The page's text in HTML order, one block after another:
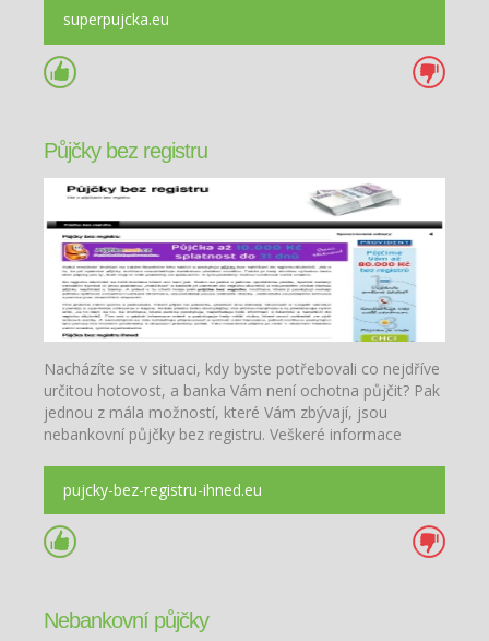
superpujcka.eu
Půjčky bez registru
Nacházíte se v situaci, kdy byste potřebovali co nejdříve
určitou hotovost, a banka Vám není ochotna půjčit? Pak
jednou z mála možností, které Vám zbývají, jsou
nebankovní půjčky bez registru. Veškeré informace
pujcky-bez-registru-ihned.eu
Nebankovní půjčky